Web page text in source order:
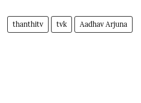
thanthitv tvk Aadhav Arjuna